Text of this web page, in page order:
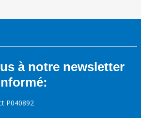
à notre newsletter
P040892